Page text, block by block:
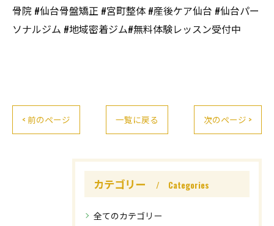
骨院 #仙台骨盤矯正 #宮町整体 #産後ケア仙台 #仙台パー
ソナルジム #地域密着ジム#無料体験レッスン受付中
< 前のページ 一覧に戻る 次のページ >
カテゴリー Categories
全てのカテゴリー